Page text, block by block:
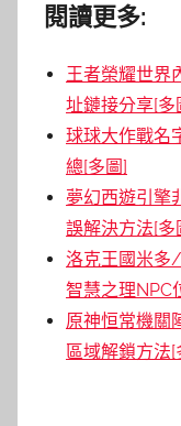
閱讀更多:
王者榮耀世界
址鏈接分享[多
球球大作戰名
總[多圖]
夢幻西遊引擎
誤解決方法[多
洛克王國米
智慧之理NPC
原神恒常機關
區域解鎖方法[